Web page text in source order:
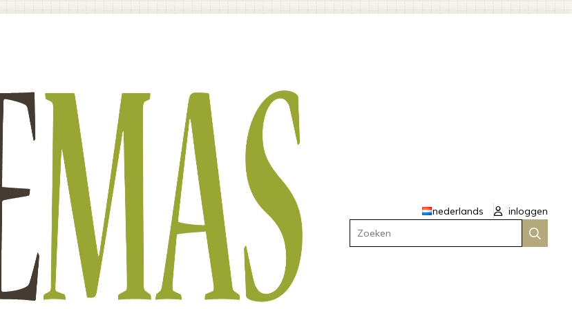
nederlands
inloggen
Zoeken